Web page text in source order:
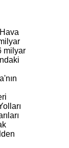
milyar